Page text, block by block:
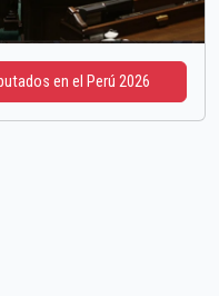
en el Perú 2026